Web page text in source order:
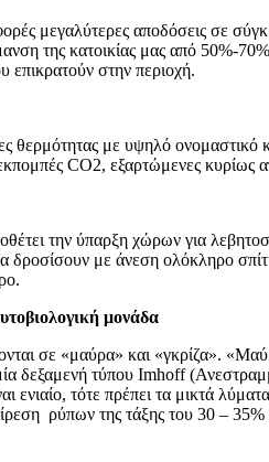
μεγαλύτερες αποδόσεις σε
της κατοικίας μας από 50%-
επικρατούν στην περιοχή.
με υψηλό ονομαστικό
CO2, εξαρτώμενες κυρίως
την ύπαρξη χώρων για
με άνεση ολόκληρο
μονάδα
σε «μαύρα» και «γκρίζα».
δεξαμενή τύπου Imhoff
ενιαίο, τότε πρέπει τα μικτά
ρύπων της τάξης του 30 –